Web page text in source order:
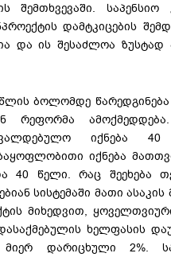
შემთხვევაში.
დამტკიცების
და ის შესაძლოა
ბოლომდე წარედგინება
რეფორმა
იქნება 40
იქნება
40 წელი. რაც შეეხება
სისტემაში მათი
მიხედვით,
ხელფასის
მიერ დარიცხული 2%.